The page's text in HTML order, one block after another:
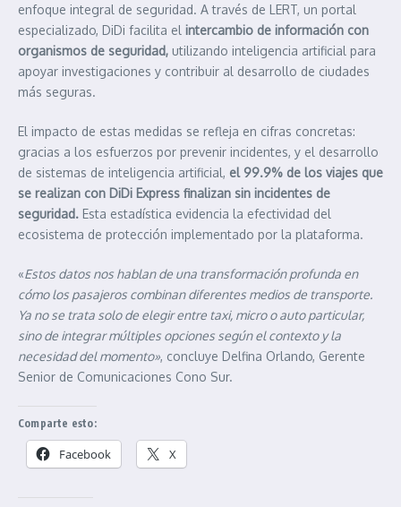
enfoque integral de seguridad. A través de LERT, un portal
especializado, DiDi facilita el intercambio de información con
organismos de seguridad, utilizando inteligencia artificial para
apoyar investigaciones y contribuir al desarrollo de ciudades
más seguras.
El impacto de estas medidas se refleja en cifras concretas:
gracias a los esfuerzos por prevenir incidentes, y el desarrollo
de sistemas de inteligencia artificial, el 99.9% de los viajes que
se realizan con DiDi Express finalizan sin incidentes de
seguridad. Esta estadística evidencia la efectividad del
ecosistema de protección implementado por la plataforma.
«Estos datos nos hablan de una transformación profunda en
cómo los pasajeros combinan diferentes medios de transporte.
Ya no se trata solo de elegir entre taxi, micro o auto particular,
sino de integrar múltiples opciones según el contexto y la
necesidad del momento», concluye Delfina Orlando, Gerente
Senior de Comunicaciones Cono Sur.
Comparte esto:
Facebook X